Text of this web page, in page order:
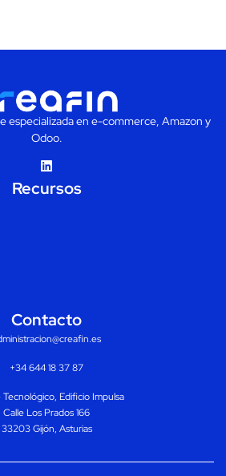
especializada en e-commerce, Amazon y
Odoo.
Recursos
Contacto
+34 644 18 37 87
Tecnológico, Edificio Impulsa
Calle Los Prados 166
33203 Gijón, Asturias